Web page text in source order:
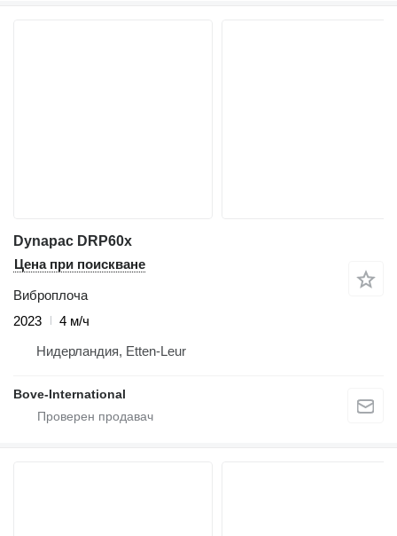
Dynapac DRP60x
Цена при поискване
Виброплоча
2023
4 м/ч
Нидерландия, Etten-Leur
Bove-International